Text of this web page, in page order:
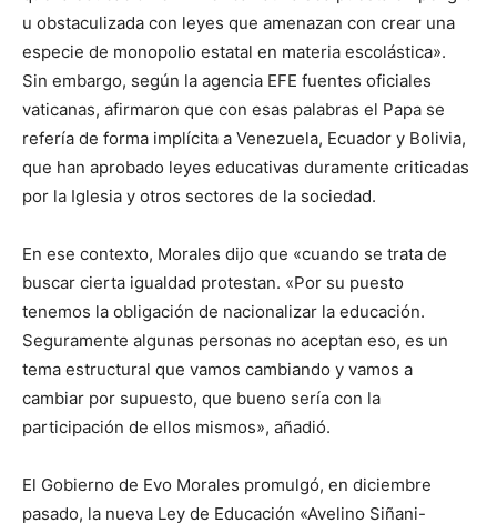
u obstaculizada con leyes que amenazan con crear una
especie de monopolio estatal en materia escolástica».
Sin embargo, según la agencia EFE fuentes oficiales
vaticanas, afirmaron que con esas palabras el Papa se
refería de forma implícita a Venezuela, Ecuador y Bolivia,
que han aprobado leyes educativas duramente criticadas
por la Iglesia y otros sectores de la sociedad.
En ese contexto, Morales dijo que «cuando se trata de
buscar cierta igualdad protestan. «Por su puesto
tenemos la obligación de nacionalizar la educación.
Seguramente algunas personas no aceptan eso, es un
tema estructural que vamos cambiando y vamos a
cambiar por supuesto, que bueno sería con la
participación de ellos mismos», añadió.
El Gobierno de Evo Morales promulgó, en diciembre
pasado, la nueva Ley de Educación «Avelino Siñani-